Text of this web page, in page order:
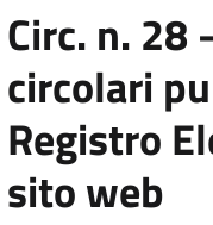
Circ. n. 28
circolari
Registro
sito web